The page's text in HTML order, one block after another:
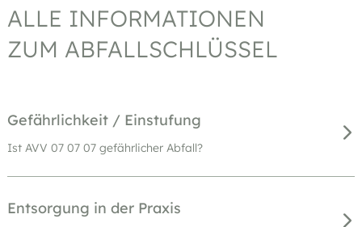
ALLE INFORMATIONEN
ZUM ABFALLSCHLÜSSEL
Gefährlichkeit / Einstufung
Ist AVV 07 07 07 gefährlicher Abfall?
Entsorgung in der Praxis